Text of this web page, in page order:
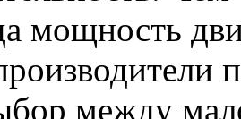
мощность
между